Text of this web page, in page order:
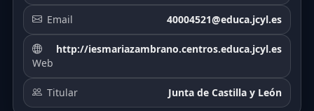
Email 40004521@educa.jcyl.es
Web
http://iesmariazambrano.centros.educa.jcyl.es
Titular Junta de Castilla y León